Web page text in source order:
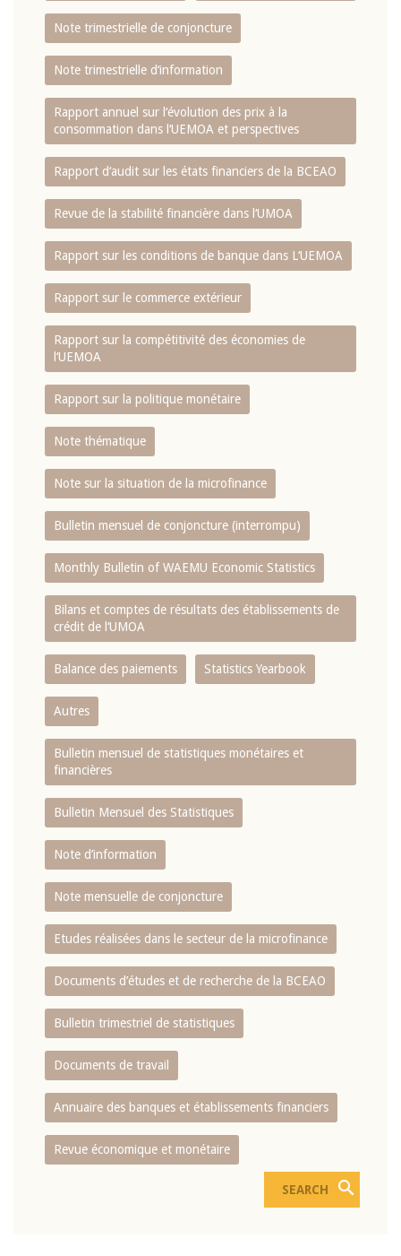
Note trimestrielle de conjoncture
Note trimestrielle d‘information
Rapport annuel sur l‘évolution des prix à la
consommation dans l‘UEMOA et perspectives
Rapport d‘audit sur les états financiers de la BCEAO
Revue de la stabilité financière dans l‘UMOA
Rapport sur les conditions de banque dans L‘UEMOA
Rapport sur le commerce extérieur
Rapport sur la compétitivité des économies de
l‘UEMOA
Rapport sur la politique monétaire
Note thématique
Note sur la situation de la microfinance
Bulletin mensuel de conjoncture (interrompu)
Monthly Bulletin of WAEMU Economic Statistics
Bilans et comptes de résultats des établissements de
crédit de l‘UMOA
Balance des paiements Statistics Yearbook
Autres
Bulletin mensuel de statistiques monétaires et
financières
Bulletin Mensuel des Statistiques
Note d’information
Note mensuelle de conjoncture
Etudes réalisées dans le secteur de la microfinance
Documents d’études et de recherche de la BCEAO
Bulletin trimestriel de statistiques
Documents de travail
Annuaire des banques et établissements financiers
Revue économique et monétaire